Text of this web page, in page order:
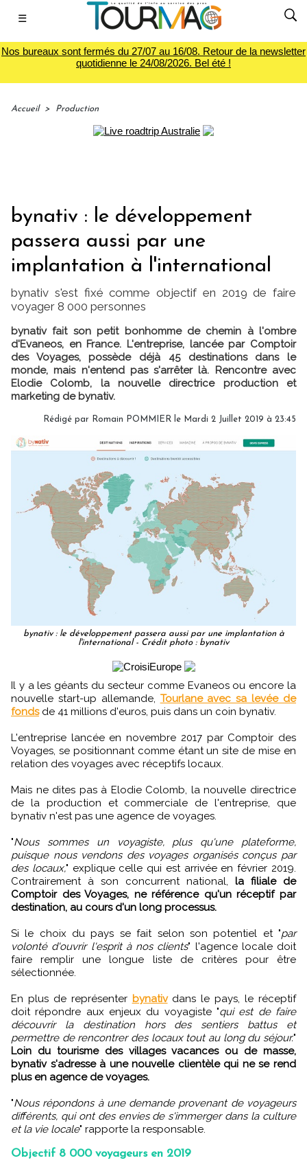
☰
Nos bureaux sont fermés du 27/07 au 16/08. Retour de la newsletter
quotidienne le 24/08/2026. Bel été !
Accueil > Production
bynativ : le développement
passera aussi par une
implantation à l'international
bynativ s'est fixé comme objectif en 2019 de faire
voyager 8 000 personnes
bynativ fait son petit bonhomme de chemin à l'ombre
d'Evaneos, en France. L'entreprise, lancée par Comptoir
des Voyages, possède déjà 45 destinations dans le
monde, mais n'entend pas s'arrêter là. Rencontre avec
Elodie Colomb, la nouvelle directrice production et
marketing de bynativ.
Rédigé par Romain POMMIER le Mardi 2 Juillet 2019 à 23:45
bynativ : le développement passera aussi par une implantation à
l'international - Crédit photo : bynativ
nouvelle start-up allemande, Tourlane avec sa levée de
fondsde 41 millions d'euros, puis dans un coin bynativ.
L'entreprise lancée en novembre 2017 par Comptoir des
Voyages, se positionnant comme étant un site de mise en
relation des voyages avec réceptifs locaux.
Mais ne dites pas à Elodie Colomb, la nouvelle directrice
de la production et commerciale de l'entreprise, que
bynativ n'est pas une agence de voyages.
"Nous sommes un voyagiste, plus qu'une plateforme,
puisque nous vendons des voyages organisés conçus par
des locaux," explique celle qui est arrivée en février 2019.
Contrairement à son concurrent national, la filiale de
Comptoir des Voyages, ne référence qu'un réceptif par
destination, au cours d'un long processus.
Si le choix du pays se fait selon son potentiel et "par
volonté d'ouvrir l'esprit à nos clients" l'agence locale doit
faire remplir une longue liste de critères pour être
sélectionnée.
En plus de représenter bynativdans le pays, le réceptif
doit répondre aux enjeux du voyagiste "qui est de faire
découvrir la destination hors des sentiers battus et
permettre de rencontrer des locaux tout au long du séjour."
Loin du tourisme des villages vacances ou de masse,
bynativ s'adresse à une nouvelle clientèle qui ne se rend
plus en agence de voyages.
"Nous répondons à une demande provenant de voyageurs
différents, qui ont des envies de s'immerger dans la culture
et la vie locale" rapporte la responsable.
Objectif 8 000 voyageurs en 2019